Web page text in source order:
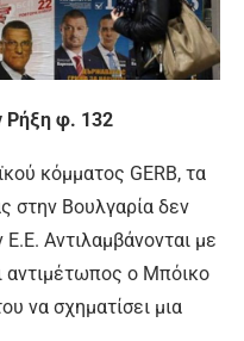
Ρήξη φ. 132
κόμματος GERB, τα
στην Βουλγαρία δεν
Αντιλαμβάνονται με
αντιμέτωπος ο Μπόικο
να σχηματίσει μια